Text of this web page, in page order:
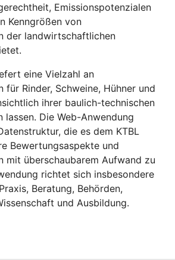
Emissionspotenzialen
Kenngrößen von
der landwirtschaftlichen
eine Vielzahl an
für Rinder, Schweine, Hühner und
ihrer baulich-technischen
lassen. Die Web-Anwendung
die es dem KTBL
Bewertungsaspekte und
mit überschaubarem Aufwand zu
richtet sich insbesondere
Beratung, Behörden,
und Ausbildung.